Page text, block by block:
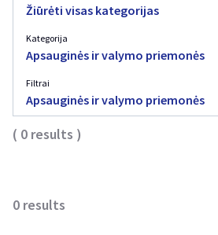
Žiūrėti visas kategorijas
Kategorija
Apsauginės ir valymo priemonės
Filtrai
Apsauginės ir valymo priemonės
( 0 results )
0 results